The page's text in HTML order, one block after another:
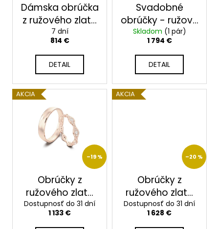
v
Dámska obrúčka
z ružového zlata
so zirkónmi – 3,5
mm,dvojradový
dizajn
7 dní
814 €
DETAIL
Svadobné
obrúčky - ružové
zlato2014115/RX
Skladom (1 pár)
1 794 €
DETAIL
AKCIA
–19 %
Obrúčky z
ružového zlata
2014114/RX
Dostupnosť do 31 dní
1 133 €
AKCIA
–20 %
Obrúčky z
ružového zlata
2014113/RX
Dostupnosť do 31 dní
1 628 €